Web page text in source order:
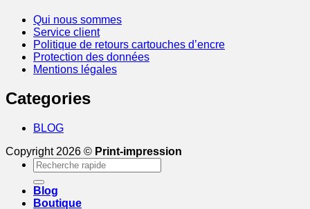
Qui nous sommes
Service client
Politique de retours cartouches d’encre
Protection des données
Mentions légales
Categories
BLOG
Copyright 2026 © Print-impression
Recherche
pour :
Blog
Boutique